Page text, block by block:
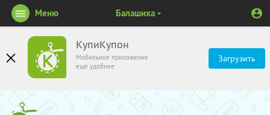
КупиКупон
Мобильное приложение
ещё удобнее
Загрузить
Меню Балашиха